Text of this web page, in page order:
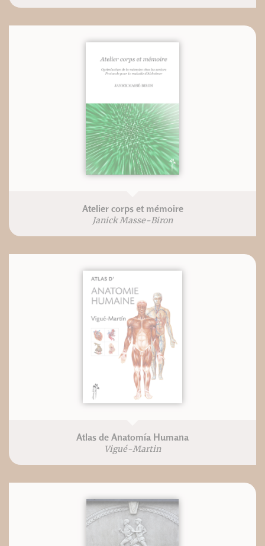
Atelier corps et mémoire
Janick Masse-Biron
Atlas de Anatomía Humana
Vigué-Martin